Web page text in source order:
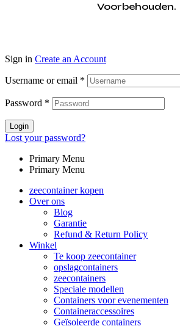
Voorbehouden.
Sign in Create an Account
Username or email *
Password *
Login
Lost your password?
Primary Menu
Primary Menu
zeecontainer kopen
Over ons
Blog
Garantie
Refund & Return Policy
Winkel
Te koop zeecontainer​
opslagcontainers
zeecontainers
Speciale modellen
Containers voor evenementen
Containeraccessoires
Geïsoleerde containers